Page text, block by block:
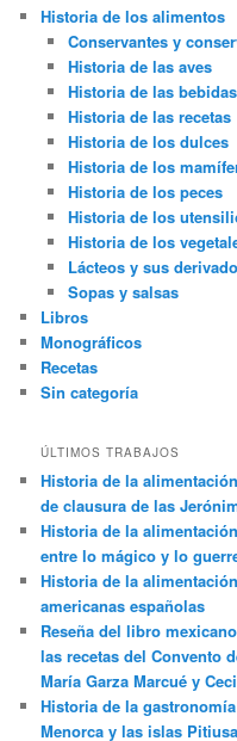
Historia de los alimentos
Conservantes y
Historia de las aves
Historia de las bebidas
Historia de las recetas
Historia de los dulces
Historia de los
Historia de los peces
Historia de los
Historia de los
Lácteos y sus
Sopas y salsas
Libros
Monográficos
Recetas
Sin categoría
ÚLTIMOS TRABAJOS
Historia de la
de clausura de las
Historia de la
entre lo mágico y lo
Historia de la
americanas españolas
Reseña del libro
las recetas del Convento
María Garza Marcué y
Historia de la
Menorca y las islas